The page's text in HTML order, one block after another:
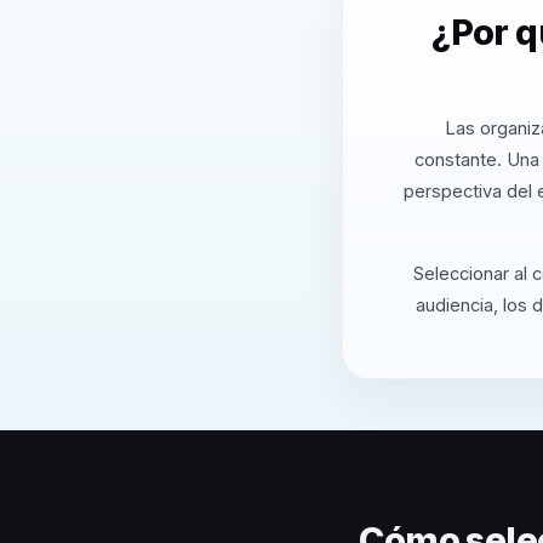
¿Por
Las
constante.
perspectiva del
Seleccionar al
audiencia, los